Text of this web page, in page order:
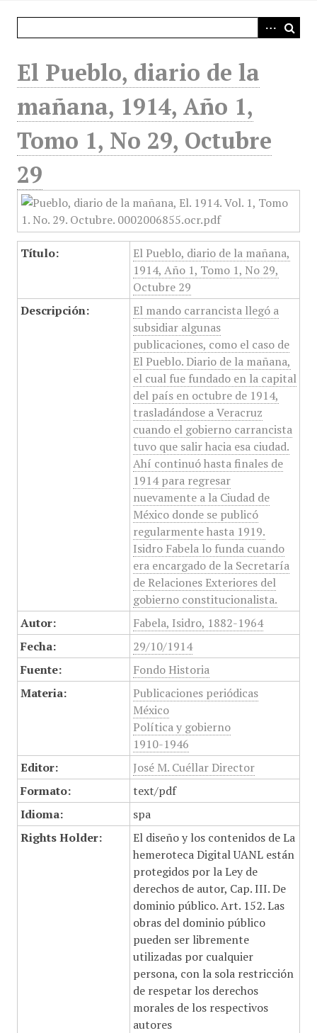
El Pueblo, diario de la
mañana, 1914, Año 1,
Tomo 1, No 29, Octubre
29
Título:
El Pueblo, diario de la mañana,
1914, Año 1, Tomo 1, No 29,
Octubre 29
Descripción:
El mando carrancista llegó a
subsidiar algunas
publicaciones, como el caso de
El Pueblo. Diario de la mañana,
el cual fue fundado en la capital
del país en octubre de 1914,
trasladándose a Veracruz
cuando el gobierno carrancista
tuvo que salir hacia esa ciudad.
Ahí continuó hasta finales de
1914 para regresar
nuevamente a la Ciudad de
México donde se publicó
regularmente hasta 1919.
Isidro Fabela lo funda cuando
era encargado de la Secretaría
de Relaciones Exteriores del
gobierno constitucionalista.
Autor:
Fabela, Isidro, 1882-1964
Fecha:
29/10/1914
Fuente:
Fondo Historia
Materia:
Publicaciones periódicas
México
Política y gobierno
1910-1946
Editor:
José M. Cuéllar Director
Formato:
text/pdf
Idioma:
spa
Rights Holder:
El diseño y los contenidos de La
hemeroteca Digital UANL están
protegidos por la Ley de
derechos de autor, Cap. III. De
dominio público. Art. 152. Las
obras del dominio público
pueden ser libremente
utilizadas por cualquier
persona, con la sola restricción
de respetar los derechos
morales de los respectivos
autores